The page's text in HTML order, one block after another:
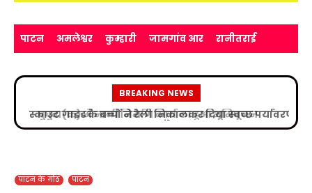
पाटन अमलेश्वर कुम्हारी जामगांव आर रानीतराई
BREAKING NEWS
स्काउट गाइड के बच्चों ने रैली निकालकर दिया स्वच्छ पर्यावरण
का संदेश
पाटन के गोठ पाटन